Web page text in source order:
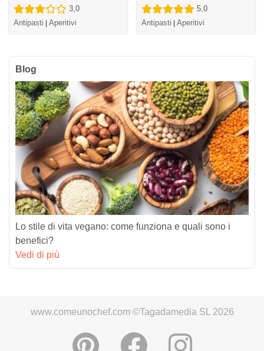
3,0
Antipasti
Aperitivi
5,0
Antipasti
Aperitivi
Blog
Lo stile di vita vegano: come funziona e quali sono i
benefici?
Vedi di più
www.comeunochef.com ©Tagadamedia SL 2026